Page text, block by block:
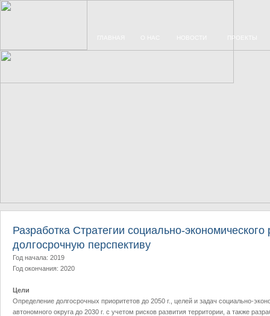
ПРОЕКТЫ
Разработка Стратегии социально-
долгосрочную перспективу
Год начала: 2019
Год окончания: 2020
Цели
Определение долгосрочных приоритетов до 2050 г., целей и задач социально-
автономного округа до 2030 г. с учетом рисков развития территории, а также